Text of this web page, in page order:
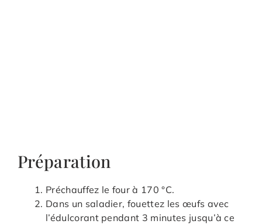
Préparation
Préchauffez le four à 170 °C.
Dans un saladier, fouettez les œufs avec
l’édulcorant pendant 3 minutes jusqu’à ce